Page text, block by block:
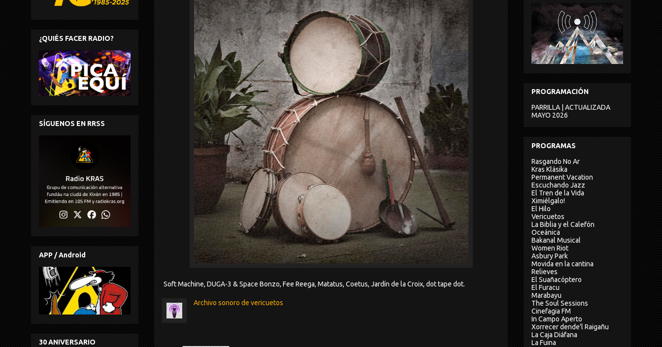
Soft Machine, DUGA-3 & Space Bonzo, Fee Reega, Matatus, Coetus, Jardín de la Croix, dot tape dot.
Archivo sonoro de vericuetos
¿QUIÉS FACER RADIO?
SÍGUENOS EN RRSS
APP / Android
30 ANIVERSARIO
PROGRAMACIÓN
PARRILLA | ACTUALIZADA
MAYO 2026
PROGRAMAS
Rasgando No Ar
Kras Klásika
Permanent Vacation
Escuchando Jazz
El Tren de la Vida
Ximiélgalo!
El Hilo
Vericuetos
La Biblia y el Calefón
Oceánica
Bakanal Musical
Women Riot
Asbury Park
Movida en la cantina
Relieves
El Suañacóptero
El Furacu
Marabayu
The Soul Sessions
Cinefagia FM
In Campo Aperto
Xorrecer dende'l Raigañu
La Caja Diáfana
La Fuina